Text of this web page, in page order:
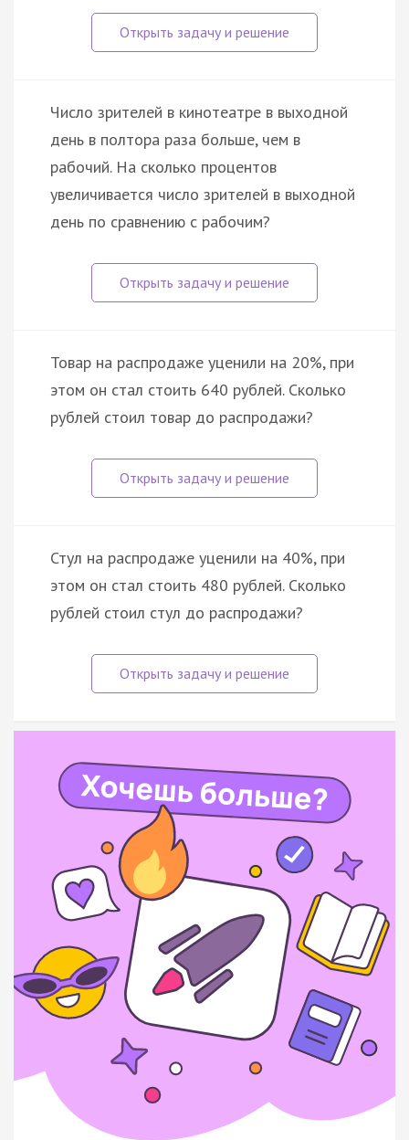
Число зрителей в кинотеатре в выходной
день в полтора раза больше, чем в
рабочий. На сколько процентов
увеличивается число зрителей в выходной
день по сравнению с рабочим?
Товар на распродаже уценили на 20%, при
этом он стал стоить 640 рублей. Сколько
рублей стоил товар до распродажи?
Стул на распродаже уценили на 40%, при
этом он стал стоить 480 рублей. Сколько
рублей стоил стул до распродажи?